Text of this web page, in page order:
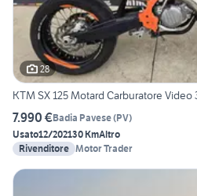
28
KTM SX 125 Motard Carburatore Video
7.990 €Badia Pavese(PV)
Usato12/202130 KmAltro
Rivenditore Motor Trader